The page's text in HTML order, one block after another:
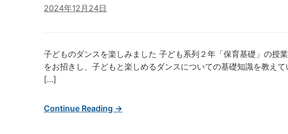
2024年12月24日
子どものダンスを楽しみました 子ども系列２年「保育基礎」の授
をお招きし、子どもと楽しめるダンスについての基礎知識を教え
[…]
Continue Reading →